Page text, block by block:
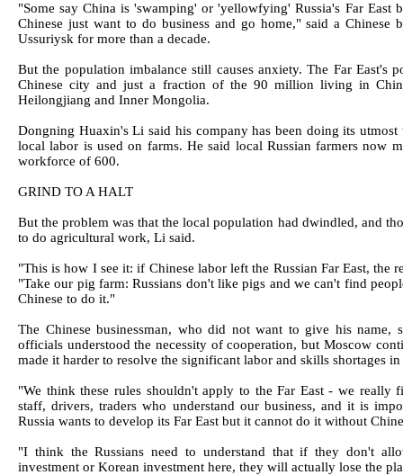
"Some say China is 'swamping' or 'yellowfying' Russia's Far East
Chinese just want to do business and go home," said a Chinese
Ussuriysk for more than a decade.
But the population imbalance still causes anxiety. The Far East's
Chinese city and just a fraction of the 90 million living in
Heilongjiang and Inner Mongolia.
Dongning Huaxin's Li said his company has been doing its utmost
local labor is used on farms. He said local Russian farmers now
workforce of 600.
GRIND TO A HALT
But the problem was that the local population had dwindled, and
to do agricultural work, Li said.
"This is how I see it: if Chinese labor left the Russian Far East, the
"Take our pig farm: Russians don't like pigs and we can't find
Chinese to do it."
The Chinese businessman, who did not want to give his name,
officials understood the necessity of cooperation, but Moscow
made it harder to resolve the significant labor and skills shortages
"We think these rules shouldn't apply to the Far East - we
staff, drivers, traders who understand our business, and it is
Russia wants to develop its Far East but it cannot do it without
"I think the Russians need to understand that if they don't
investment or Korean investment here, they will actually lose the